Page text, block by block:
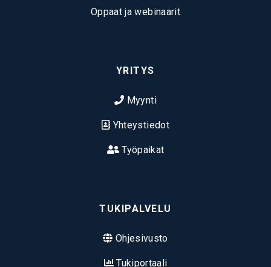
Oppaat ja webinaarit
YRITYS
Myynti
Yhteystiedot
Työpaikat
TUKIPALVELU
Ohjesivusto
Tukiportaali